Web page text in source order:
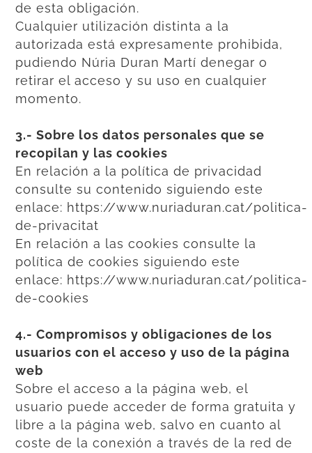
de esta obligación.
Cualquier utilización distinta a la
autorizada está expresamente prohibida,
pudiendo Núria Duran Martí denegar o
retirar el acceso y su uso en cualquier
momento.
3.- Sobre los datos personales que se
recopilan y las cookies
En relación a la política de privacidad
consulte su contenido siguiendo este
enlace: https://www.nuriaduran.cat/politica-
de-privacitat
En relación a las cookies consulte la
política de cookies siguiendo este
enlace: https://www.nuriaduran.cat/politica-
de-cookies
4.- Compromisos y obligaciones de los
usuarios con el acceso y uso de la página
web
Sobre el acceso a la página web, el
usuario puede acceder de forma gratuita y
libre a la página web, salvo en cuanto al
coste de la conexión a través de la red de